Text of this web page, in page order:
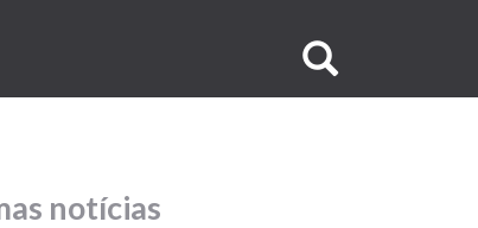
no
notícias